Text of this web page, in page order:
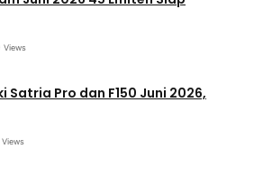
Views
Satria Pro dan F150 Juni 2026,
Views